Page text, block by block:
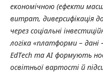
економічною (ефекти
витрат, диверсифікація
через соціальні
логіка «платформи – дані
EdTechтаAIформують
освітньої вартості й